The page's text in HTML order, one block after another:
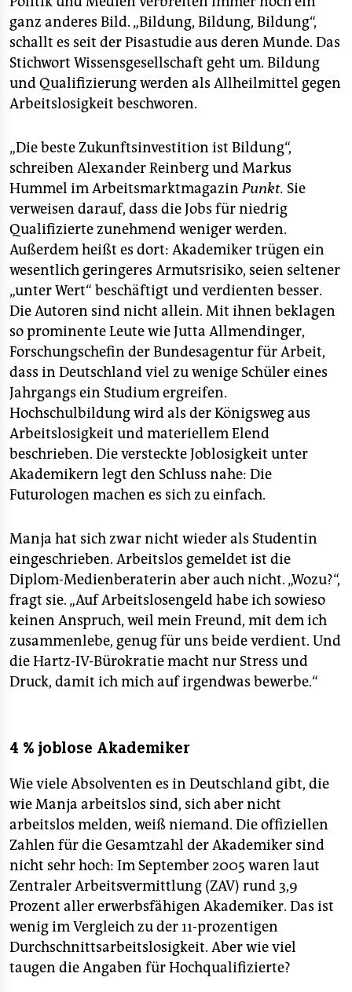
ganz anderes Bild. „Bildung, Bildung, Bildung“,
schallt es seit der Pisastudie aus deren Munde. Das
Stichwort Wissensgesellschaft geht um. Bildung
und Qualifizierung werden als Allheilmittel gegen
Arbeitslosigkeit beschworen.
„Die beste Zukunftsinvestition ist Bildung“,
schreiben Alexander Reinberg und Markus
Hummel im ArbeitsmarktmagazinPunkt. Sie
verweisen darauf, dass die Jobs für niedrig
Qualifizierte zunehmend weniger werden.
Außerdem heißt es dort: Akademiker trügen ein
wesentlich geringeres Armutsrisiko, seien seltener
„unter Wert“ beschäftigt und verdienten besser.
Die Autoren sind nicht allein. Mit ihnen beklagen
so prominente Leute wie Jutta Allmendinger,
Forschungschefin der Bundesagentur für Arbeit,
dass in Deutschland viel zu wenige Schüler eines
Jahrgangs ein Studium ergreifen.
Hochschulbildung wird als der Königsweg aus
Arbeitslosigkeit und materiellem Elend
beschrieben. Die versteckte Joblosigkeit unter
Akademikern legt den Schluss nahe: Die
Futurologen machen es sich zu einfach.
Manja hat sich zwar nicht wieder als Studentin
eingeschrieben. Arbeitslos gemeldet ist die
Diplom-Medienberaterin aber auch nicht. „Wozu?“,
fragt sie. „Auf Arbeitslosengeld habe ich sowieso
keinen Anspruch, weil mein Freund, mit dem ich
zusammenlebe, genug für uns beide verdient. Und
die Hartz-IV-Bürokratie macht nur Stress und
Druck, damit ich mich auf irgendwas bewerbe.“
4 % joblose Akademiker
Wie viele Absolventen es in Deutschland gibt, die
wie Manja arbeitslos sind, sich aber nicht
arbeitslos melden, weiß niemand. Die offiziellen
Zahlen für die Gesamtzahl der Akademiker sind
nicht sehr hoch: Im September 2005 waren laut
Zentraler Arbeitsvermittlung (ZAV) rund 3,9
Prozent aller erwerbsfähigen Akademiker. Das ist
wenig im Vergleich zu der 11-prozentigen
Durchschnittsarbeitslosigkeit. Aber wie viel
taugen die Angaben für Hochqualifizierte?